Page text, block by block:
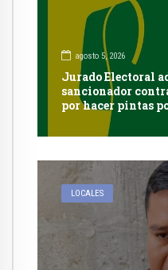
agosto 5, 2026
Jurado Electoral
sancionador
por hacer pintas
autorización en
LOCALES